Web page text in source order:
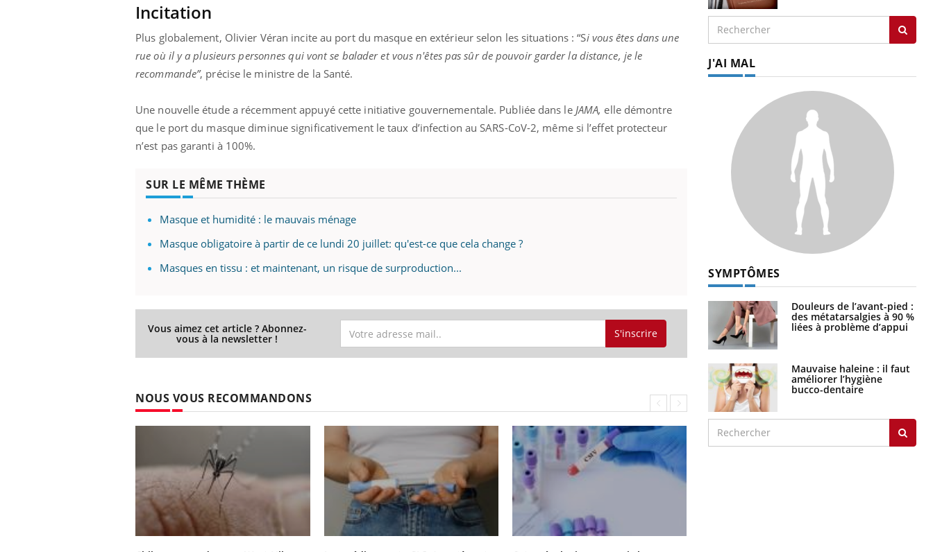
Incitation
Plus globalement, Olivier Véran incite au port du masque en extérieur selon les situations : “Si vous êtes dans une
rue où il y a plusieurs personnes qui vont se balader et vous n'êtes pas sûr de pouvoir garder la distance, je le
recommande”, précise le ministre de la Santé.
Une nouvelle étude a récemment appuyé cette initiative gouvernementale. Publiée dans le JAMA, elle démontre
que le port du masque diminue significativement le taux d’infection au SARS-CoV-2, même si l’effet protecteur
n’est pas garanti à 100%.
SUR LE MÊME THÈME
Masque et humidité : le mauvais ménage
Masque obligatoire à partir de ce lundi 20 juillet: qu'est-ce que cela change ?
Masques en tissu : et maintenant, un risque de surproduction...
Vous aimez cet article ? Abonnez-
vous à la newsletter ! S'inscrire
NOUS VOUS RECOMMANDONS
J'AI MAL
SYMPTÔMES
Douleurs de l’avant-pied :
des métatarsalgies à 90 %
liées à problème d’appui
Mauvaise haleine : il faut
améliorer l’hygiène
bucco-dentaire